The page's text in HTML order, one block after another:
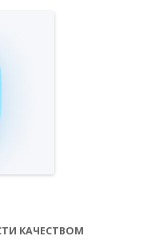
КАЧЕСТВОМ